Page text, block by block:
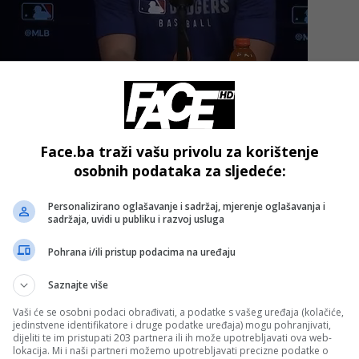
lijepoga koje nas okružuje i u čemu možemo uživati
naprotiv, družeći se jedni s drugima – kaže Drmać koji u
scenografiju, kostime i masku.
Art‟, Udruženja dramskih glumaca „Mundo Mondo‟
uz finansijsku podršku Turističke zajednice Kantona
partner, tu je i marketing agencija „Republic‟ iz Sarajeva,
večeras u 18 i nedjelju u 12 sati.
Face.ba traži vašu privolu za korištenje
osobnih podataka za sljedeće:
Personalizirano oglašavanje i sadržaj, mjerenje oglašavanja i
sadržaja, uvidi u publiku i razvoj usluga
Pohrana i/ili pristup podacima na uređaju
Saznajte više
Vaši će se osobni podaci obrađivati, a podatke s vašeg uređaja (kolačiće,
jedinstvene identifikatore i druge podatke uređaja) mogu pohranjivati,
dijeliti te im pristupati 203 partnera ili ih može upotrebljavati ova web-
lokacija. Mi i naši partneri možemo upotrebljavati precizne podatke o